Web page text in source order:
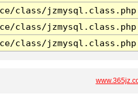
class/jzmysql.class.php
class/jzmysql.class.php
class/jzmysql.class.php